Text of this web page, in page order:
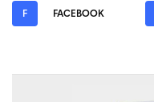
F FACEBOOK